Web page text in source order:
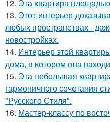
12. Эта квартира
13. Этот интерьер
любых пространствах -
новостройках.
14. Интерьер этой
дома, в котором она
15. Эта небольшая
гармоничного сочетания
"Русского Стиля".
16. Мастер-классу по